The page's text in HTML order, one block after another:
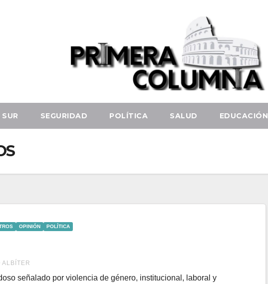
SEGURIDAD POLÍTICA SALUD EDUCACIÓN
OPINIÓN POLÍTICA
ALBÍTER
señalado por violencia de género, institucional, laboral y